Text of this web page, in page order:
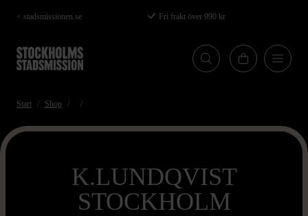
Hoppa
till
huvudinnehåll
< stadsmissionen.se Fri frakt över 990 kr
Start Shop
K.LUNDQVIST
STOCKHOLM